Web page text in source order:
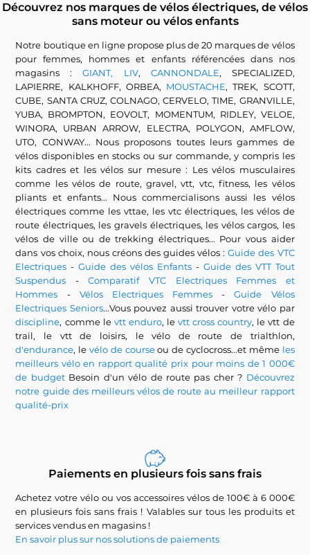
Découvrez nos marques de vélos électriques, de vélos
sans moteur ou vélos enfants
Notre boutique en ligne propose plus de 20 marques de vélos
pour femmes, hommes et enfants référencées dans nos
magasins :GIANT, LIV, CANNONDALE, SPECIALIZED,
LAPIERRE, KALKHOFF, ORBEA, MOUSTACHE, TREK, SCOTT,
CUBE, SANTA CRUZ, COLNAGO, CERVELO, TIME, GRANVILLE,
YUBA, BROMPTON, EOVOLT, MOMENTUM, RIDLEY, VELOE,
WINORA, URBAN ARROW, ELECTRA, POLYGON, AMFLOW,
UTO, CONWAY... Nous proposons toutes leurs gammes de
vélos disponibles en stocks ou sur commande, y compris les
kits cadres et les vélos sur mesure : Les vélos musculaires
comme les vélos de route, gravel, vtt, vtc, fitness, les vélos
pliants et enfants... Nous commercialisons aussi les vélos
électriques comme les vttae, les vtc électriques, les vélos de
route électriques, les gravels électriques, les vélos cargos, les
vélos de ville ou de trekking électriques... Pour vous aider
dans vos choix, nous créons des guides vélos :Guide des VTC
Electriques -Guide des vélos Enfants - Guide des VTT Tout
Suspendus -Comparatif VTC Electriques Femmes et
Hommes - Vélos Electriques Femmes -Guide Vélos
Electriques Seniors...Vous pouvez aussi trouver votre vélo par
discipline, comme le vtt enduro, levtt cross country, le vtt de
trail, le vtt de loisirs, le vélo de route de trialthlon,
d'endurance, levélo de courseou de cyclocross...et même les
meilleurs vélo en rapport qualité prix pour moins de 1 000€
de budgetBesoin d'un vélo de route pas cher ? Découvrez
notre guide des meilleurs vélos de route au meilleur rapport
qualité-prix
Paiements en plusieurs fois sans frais
Achetez votre vélo ou vos accessoires vélos de 100€ à 6 000€
en plusieurs fois sans frais ! Valables sur tous les produits et
services vendus en magasins !
En savoir plus sur nos solutions de paiements